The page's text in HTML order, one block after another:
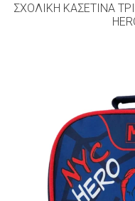
ΣΧΟΛΙΚΉ ΚΑΣΕΤΊΝΑ